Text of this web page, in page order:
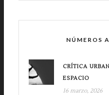
NÚMEROS
CRÍTICA
ESPACIO
16 marzo, 2026